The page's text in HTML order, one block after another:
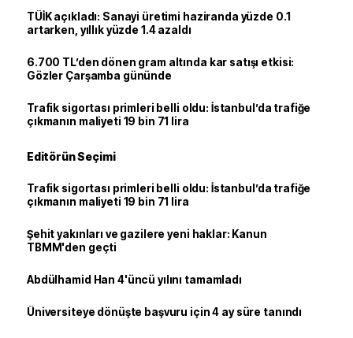
TÜİK açıkladı: Sanayi üretimi haziranda yüzde 0.1
artarken, yıllık yüzde 1.4 azaldı
6.700 TL’den dönen gram altında kar satışı etkisi:
Gözler Çarşamba gününde
Trafik sigortası primleri belli oldu: İstanbul’da trafiğe
çıkmanın maliyeti 19 bin 71 lira
Editörün Seçimi
Trafik sigortası primleri belli oldu: İstanbul’da trafiğe
çıkmanın maliyeti 19 bin 71 lira
Şehit yakınları ve gazilere yeni haklar: Kanun
TBMM'den geçti
Abdülhamid Han 4'üncü yılını tamamladı
Üniversiteye dönüşte başvuru için 4 ay süre tanındı